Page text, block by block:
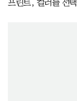
프린트, 컬러를 선